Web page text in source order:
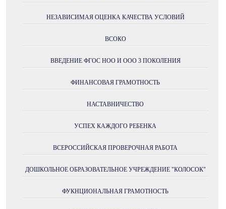
НЕЗАВИСИМАЯ ОЦЕНКА КАЧЕСТВА УСЛОВИЙ
ВСОКО
ВВЕДЕНИЕ ФГОС НОО И ООО 3 ПОКОЛЕНИЯ
ФИНАНСОВАЯ ГРАМОТНОСТЬ
НАСТАВНИЧЕСТВО
УСПЕХ КАЖДОГО РЕБЕНКА
ВСЕРОССИЙСКАЯ ПРОВЕРОЧНАЯ РАБОТА
ДОШКОЛЬНОЕ ОБРАЗОВАТЕЛЬНОЕ УЧРЕЖДЕНИЕ "КОЛОСОК"
ФУКНЦИОНАЛЬНАЯ ГРАМОТНОСТЬ